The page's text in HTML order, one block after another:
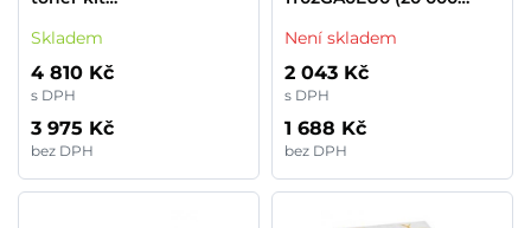
(1T02X90NL0001)
Skladem
4 810 Kč
s DPH
3 975 Kč
bez DPH
stran)
Není skladem
2 043 Kč
s DPH
1 688 Kč
bez DPH